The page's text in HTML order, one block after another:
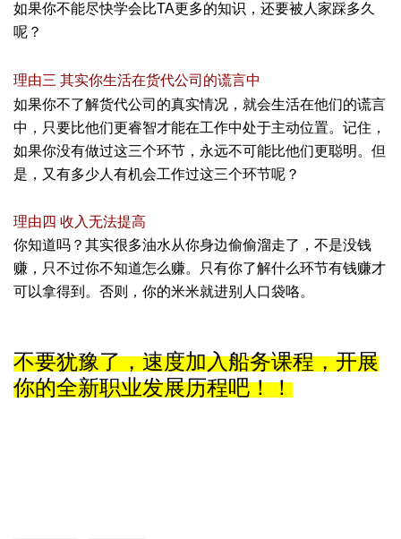
如果你不能尽快学会比TA更多的知识，还要被人家踩多久
呢？
理由三 其实你生活在货代公司的谎言中
如果你不了解货代公司的真实情况，就会生活在他们的谎言
中，只要比他们更睿智才能在工作中处于主动位置。记住，
如果你没有做过这三个环节，永远不可能比他们更聪明。但
是，又有多少人有机会工作过这三个环节呢？
理由四 收入无法提高
你知道吗？其实很多油水从你身边偷偷溜走了，不是没钱
赚，只不过你不知道怎么赚。只有你了解什么环节有钱赚才
可以拿得到。否则，你的米米就进别人口袋咯。
不要犹豫了，速度加入船务课程，开展
你的全新职业发展历程吧！！